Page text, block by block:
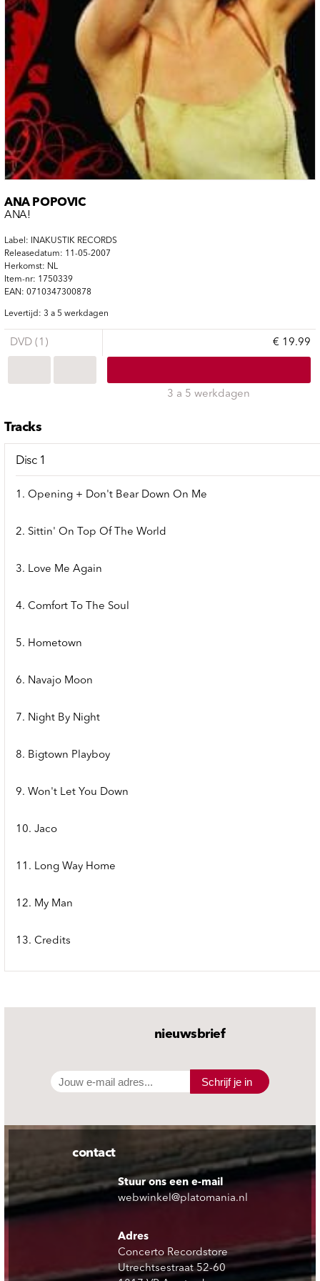
ANA POPOVIC
ANA!
Label: INAKUSTIK RECORDS
Releasedatum: 11-05-2007
Herkomst: NL
Item-nr: 1750339
EAN: 0710347300878
Levertijd: 3 a 5 werkdagen
DVD (1) € 19.99
3 a 5 werkdagen
Tracks
Disc 1
1. Opening + Don't Bear Down On Me
2. Sittin' On Top Of The World
3. Love Me Again
4. Comfort To The Soul
5. Hometown
6. Navajo Moon
7. Night By Night
8. Bigtown Playboy
9. Won't Let You Down
10. Jaco
11. Long Way Home
12. My Man
13. Credits
nieuwsbrief
Schrijf je in
contact
Stuur ons een e-mail
webwinkel@platomania.nl
Adres
Concerto Recordstore
Utrechtsestraat 52-60